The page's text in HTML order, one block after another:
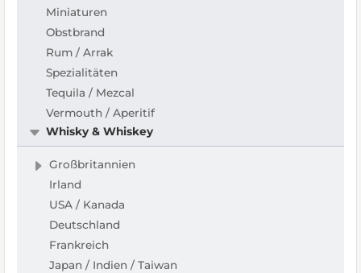
Miniaturen
Obstbrand
Rum / Arrak
Spezialitäten
Tequila / Mezcal
Vermouth / Aperitif
Whisky & Whiskey
Großbritannien
Irland
USA / Kanada
Deutschland
Frankreich
Japan / Indien / Taiwan